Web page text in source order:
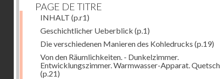
PAGE DE TITRE
INHALT (p.r1)
Geschichtlicher Ueberblick (p.1)
Die verschiedenen Manieren des Kohledrucks (p.19)
Von den Räumlichkeiten. - Dunkelzimmer.
Entwicklungszimmer. Warmwasser-Apparat.
(p.21)